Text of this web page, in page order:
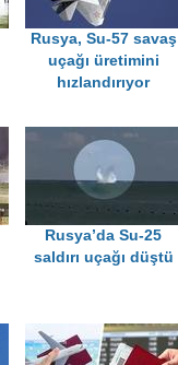
Rusya, Su-57 savaş
uçağı üretimini
hızlandırıyor
Rusya’da Su-25
saldırı uçağı düştü